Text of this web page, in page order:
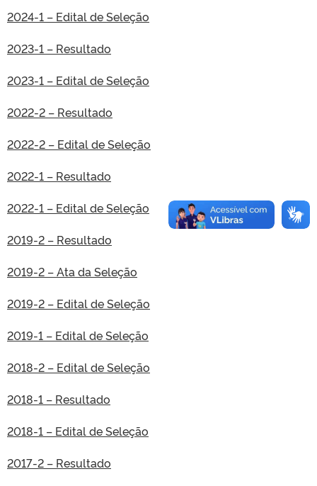
2024-1 – Edital de Seleção
2023-1 – Resultado
2023-1 – Edital de Seleção
2022-2 – Resultado
2022-2 – Edital de Seleção
2022-1 – Resultado
2022-1 – Edital de Seleção
2019-2 – Resultado
2019-2 – Ata da Seleção
2019-2 – Edital de Seleção
2019-1 – Edital de Seleção
2018-2 – Edital de Seleção
2018-1 – Resultado
2018-1 – Edital de Seleção
2017-2 – Resultado